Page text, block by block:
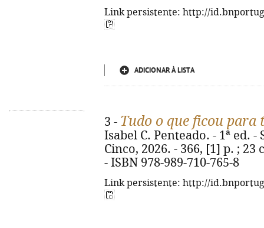
Link persistente: http://
ADICIONAR À LISTA
3 - Tudo o que ficou para
Isabel C. Penteado. - 1ª ed.
Cinco, 2026. - 366, [1] p. ;
- ISBN 978-989-710-765-8
Link persistente: http://